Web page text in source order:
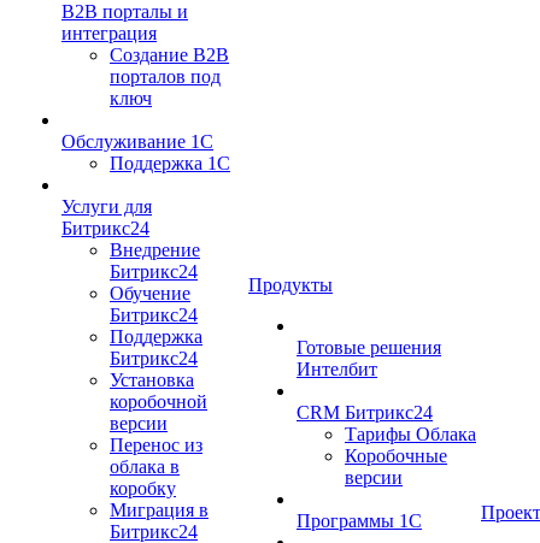
B2B порталы и
интеграция
Создание B2B
порталов под
ключ
Обслуживание 1С
Поддержка 1С
Услуги для
Битрикс24
Внедрение
Битрикс24
Обучение
Битрикс24
Поддержка
Битрикс24
Установка
коробочной
версии
Перенос из
облака в
коробку
Миграция в
Битрикс24
Продукты
Готовые решения
Интелбит
CRM Битрикс24
Тарифы Облака
Коробочные
версии
Программы 1С